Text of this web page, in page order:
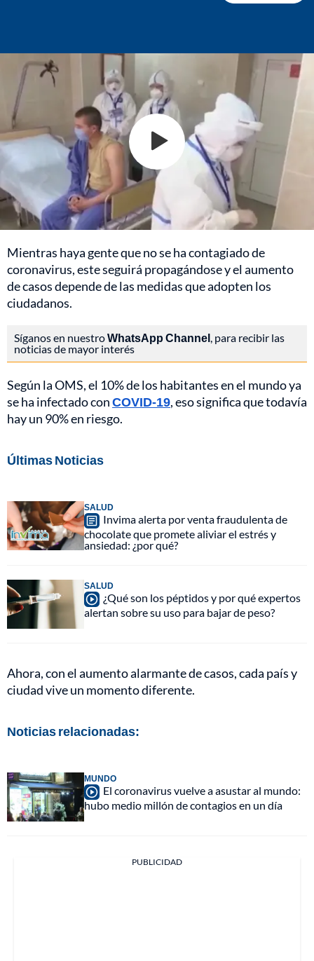
Mientras haya gente que no se ha contagiado de
coronavirus, este seguirá propagándose y el aumento
de casos depende de las medidas que adopten los
ciudadanos.
Síganos en nuestroWhatsApp Channel , para recibir las
noticias de mayor interés
Según la OMS, el 10% de los habitantes en el mundo ya
se ha infectado conCOVID-19, eso significa que todavía
hay un 90% en riesgo.
Últimas Noticias
SALUD
Invima alerta por venta fraudulenta de
chocolate que promete aliviar el estrés y
ansiedad: ¿por qué?
SALUD
¿Qué son los péptidos y por qué expertos
alertan sobre su uso para bajar de peso?
Ahora, con el aumento alarmante de casos, cada país y
ciudad vive un momento diferente.
Noticias relacionadas:
MUNDO
El coronavirus vuelve a asustar al mundo:
hubo medio millón de contagios en un día
PUBLICIDAD